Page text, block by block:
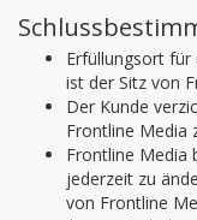
Erfüllungsort
ist der Sitz von
Der Kunde
Frontline Media
Frontline Media
jederzeit zu
von Frontline